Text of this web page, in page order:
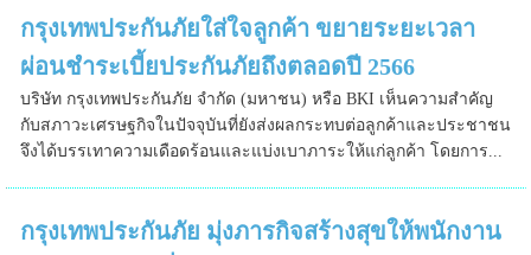
กรุงเทพประกันภัยใส่ใจลูกค้า ขยายระยะเวลา
ผ่อนชำระเบี้ยประกันภัยถึงตลอดปี 2566
บริษัท กรุงเทพประกันภัย จำกัด (มหาชน) หรือ BKI เห็นความสำคัญ
กับสภาวะเศรษฐกิจในปัจจุบันที่ยังส่งผลกระทบต่อลูกค้าและประชาชน
จึงได้บรรเทาความเดือดร้อนและแบ่งเบาภาระให้แก่ลูกค้า โดยการ...
กรุงเทพประกันภัย มุ่งภารกิจสร้างสุขให้พนักงาน